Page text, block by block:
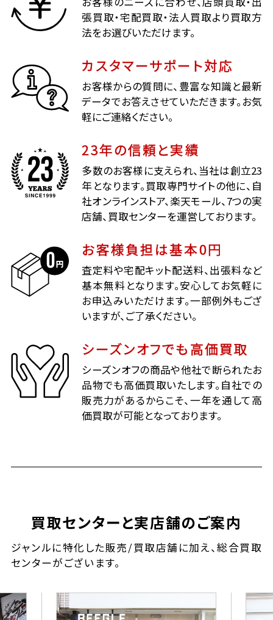
張買取・宅配買取・法人買取より買取方
法をお選びいただけます。
カスタマーサポート対応
お客様からの質問に、豊富な知識と最新
データでお答えさせていただきます。お気
軽にご連絡ください。
23年の信頼と実績
多数のお客様に支えられ、当社は創立23
年となります。買取専門サイトの他に、自
社オンラインストア、楽天モール、7つの実
店舗、買取センターを運営しております。
お客様負担は基本0円
査定料や宅配キット配送料、出張料など
基本無料となります。安心してお気軽に
お申込みいただけます。一部例外もござ
いますが、ご了承ください。
シーズンオフでも高価買取
シーズンオフの商品や他社で断られたお
品物でも高価買取いたします。自社での
販売力があるからこそ、一年を通して高
価買取が可能となっております。
買取センターと実店舗のご案内
ジャンルに特化した販売/買取店舗に加え、総合買取
センターがございます。